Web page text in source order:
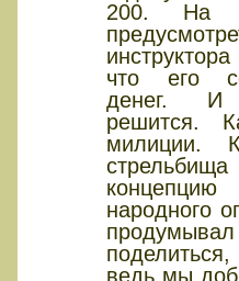
200. На
что его
денег. И
решится.
милиции.
народного
ведь мы